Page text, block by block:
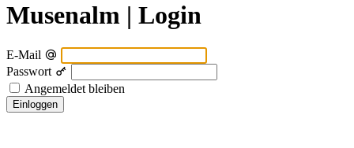
Musenalm | Login
E-Mail
Passwort
Angemeldet bleiben
Einloggen